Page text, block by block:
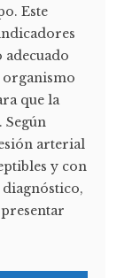
Este
adecuado
organismo
que la
Según
arterial
y con
presentar